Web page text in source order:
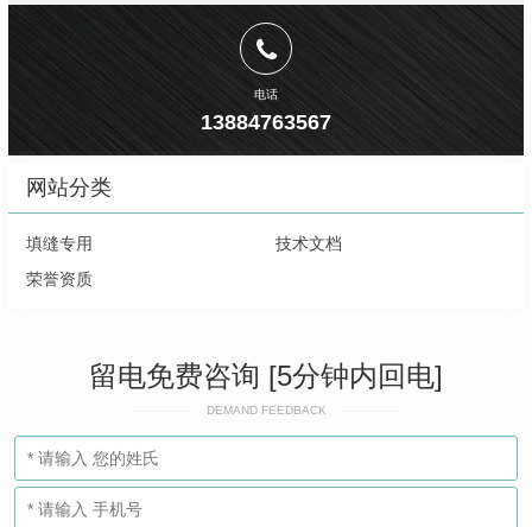
电话
13884763567
网站分类
填缝专用
技术文档
荣誉资质
留电免费咨询 [5分钟内回电]
DEMAND FEEDBACK